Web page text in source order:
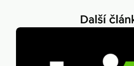
Další